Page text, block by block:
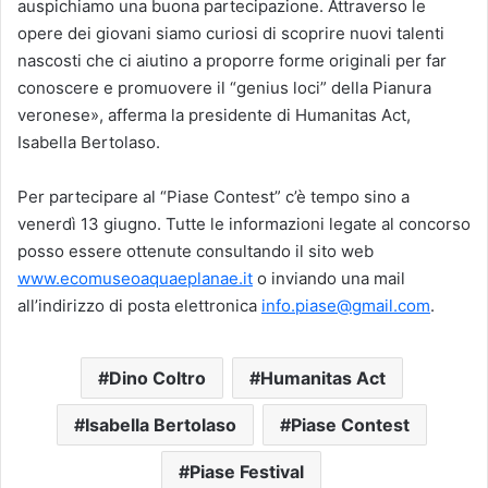
auspichiamo una buona partecipazione. Attraverso le
opere dei giovani siamo curiosi di scoprire nuovi talenti
nascosti che ci aiutino a proporre forme originali per far
conoscere e promuovere il “genius loci” della Pianura
veronese», afferma la presidente di Humanitas Act,
Isabella Bertolaso.
Per partecipare al “Piase Contest” c’è tempo sino a
venerdì 13 giugno. Tutte le informazioni legate al concorso
posso essere ottenute consultando il sito web
www.ecomuseoaquaeplanae.it o inviando una mail
all’indirizzo di posta elettronica info.piase@gmail.com.
Dino Coltro Humanitas Act
Isabella Bertolaso Piase Contest
Piase Festival